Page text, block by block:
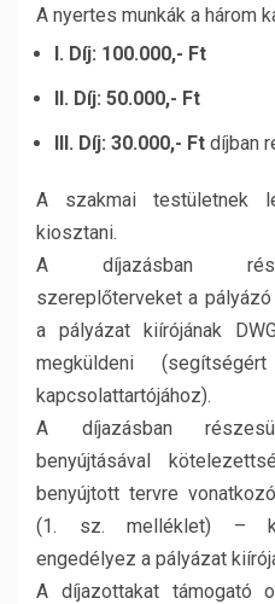
A nyertes munkák a három
I. Díj: 100.000,- Ft
II. Díj: 50.000,- Ft
III. Díj: 30.000,- Ft díjban
A szakmai testületnek
kiosztani.
A díjazásban
szereplőterveket a
a pályázat kiírójának
megküldeni
kapcsolattartójához).
A díjazásban
benyújtásával
benyújtott tervre
(1. sz. melléklet) –
engedélyez a pályázat
A díjazottakat támogató